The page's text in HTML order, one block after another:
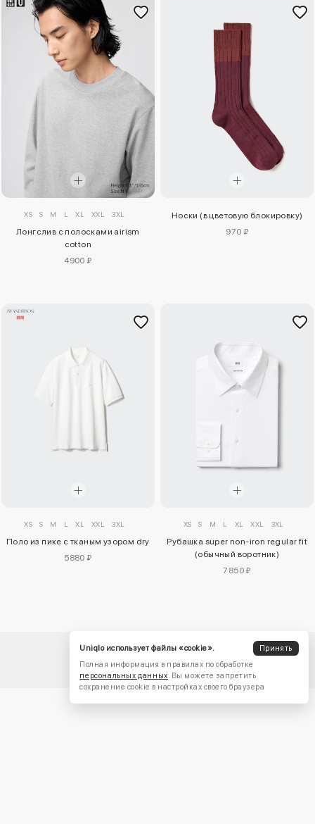
XS S M L XL XXL 3XL
Лонгслив с полосками airism
cotton
4900 ₽
Носки (в цветовую блокировку)
970 ₽
XS S M L XL XXL 3XL
Поло из пике с тканым узором dry
5880 ₽
XS S M L XL XXL 3XL
Рубашка super non-iron regular fit
(обычный воротник)
7850 ₽
Uniqlo использует файлы «cookie».
Принять
Полная информация в правилах по обработке
персональных данных. Вы можете запретить
сохранение cookie в настройках своего браузера